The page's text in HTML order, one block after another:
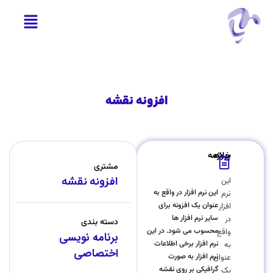
افزونه نقشه
خلاصه پروژه
این
نرم
افزار
در
واقع
به
عنوان
یک
این نرم افزار در واقع به
عنوان یک افزونه برای
سایر نرم افزار ها
محسوب می شود. در این
نرم افزار برخی اطلاعات
نرم افزار به صورت
گرافیکی بر روی نقشه
مشتری
افزونه نقشه
دسته بندی
برنامه نویسی
اختصاصی